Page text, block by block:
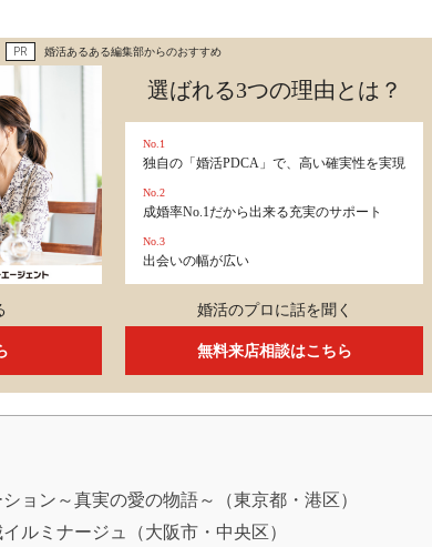
PR 婚活あるある編集部からのおすすめ
選ばれる3つの理由とは？
No.1
独自の「婚活PDCA」で、高い確実性を実現
No.2
成婚率No.1だから出来る充実のサポート
No.3
出会いの幅が広い
婚活のプロに話を聞く
無料来店相談はこちら
ョン～真実の愛の物語～（東京都・港区）
ルミナージュ（大阪市・中央区）